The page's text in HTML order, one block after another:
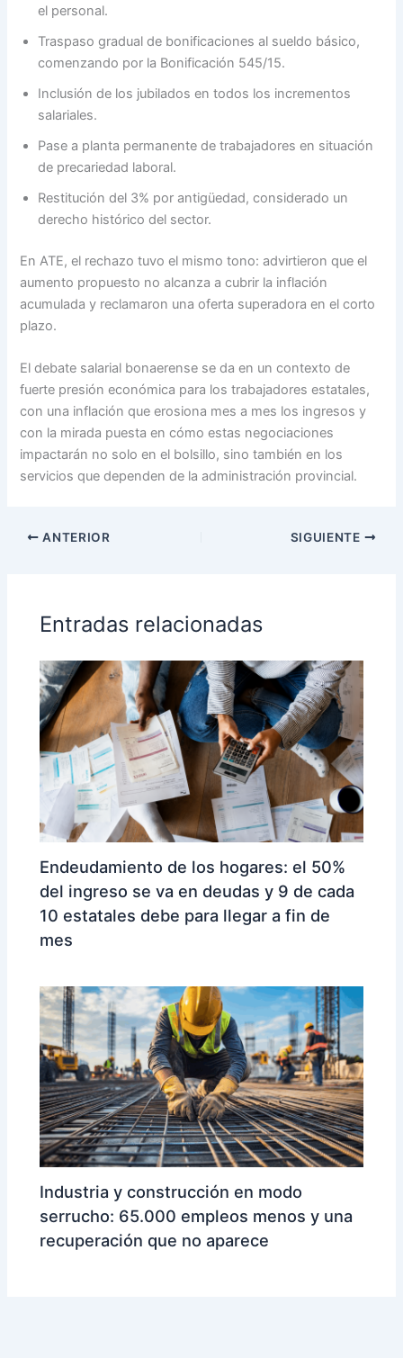
el personal.
Traspaso gradual de bonificaciones al sueldo básico,
comenzando por la Bonificación 545/15.
Inclusión de los jubilados en todos los incrementos
salariales.
Pase a planta permanente de trabajadores en situación
de precariedad laboral.
Restitución del 3% por antigüedad, considerado un
derecho histórico del sector.
En ATE, el rechazo tuvo el mismo tono: advirtieron que el
aumento propuesto no alcanza a cubrir la inflación
acumulada y reclamaron una oferta superadora en el corto
plazo.
El debate salarial bonaerense se da en un contexto de
fuerte presión económica para los trabajadores estatales,
con una inflación que erosiona mes a mes los ingresos y
con la mirada puesta en cómo estas negociaciones
impactarán no solo en el bolsillo, sino también en los
servicios que dependen de la administración provincial.
ANTERIOR SIGUIENTE
Entradas relacionadas
Endeudamiento de los hogares: el 50%
del ingreso se va en deudas y 9 de cada
10 estatales debe para llegar a fin de
mes
Industria y construcción en modo
serrucho: 65.000 empleos menos y una
recuperación que no aparece